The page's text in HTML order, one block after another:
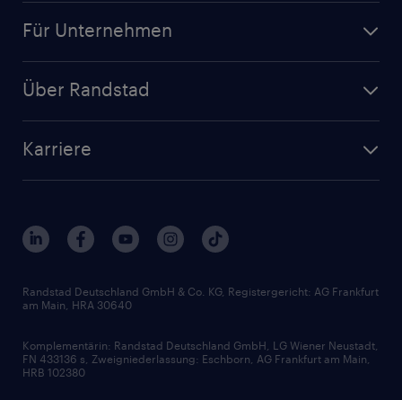
Initiativbewerbung
Randstad Akademie
Für Unternehmen
Branchen
Über Randstad
Interne Karriere
FAQ - Bewerber / Kunden
Zertifikate und Auszeichnungen
Karriere
Berufsprofile
Gehaltsthemen
Bewerbungsratgeber
Soft Skills
Skills
Randstad Deutschland GmbH & Co. KG, Registergericht: AG Frankfurt
am Main, HRA 30640
Komplementärin: Randstad Deutschland GmbH, LG Wiener Neustadt,
FN 433136 s, Zweigniederlassung: Eschborn, AG Frankfurt am Main,
HRB 102380